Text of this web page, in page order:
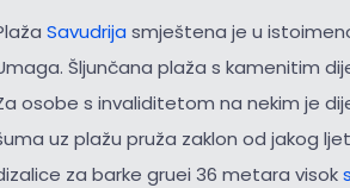
Savudrija smještena je u
Šljunčana plaža s kamenitim
osobe s invaliditetom na nekim je
uz plažu pruža zaklon od jakog
za barke gruei 36 metara visok